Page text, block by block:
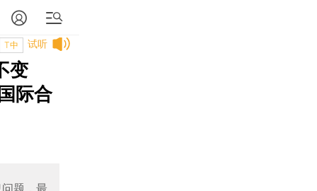
试听
T中
变
际合
题，最